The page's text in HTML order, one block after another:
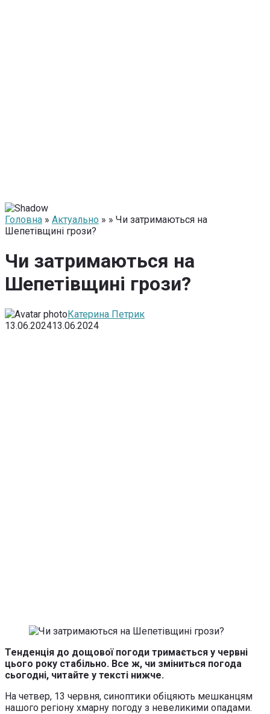
Головна » Актуально » » Чи затримаються на
Шепетівщині грози?
Чи затримаються на
Шепетівщині грози?
Катерина Петрик
13.06.202413.06.2024
Тенденція до дощової погоди тримається у червні
цього року стабільно. Все ж, чи зміниться погода
сьогодні, читайте у тексті нижче.
На четвер, 13 червня, синоптики обіцяють мешканцям
нашого регіону хмарну погоду з невеликими опадами.